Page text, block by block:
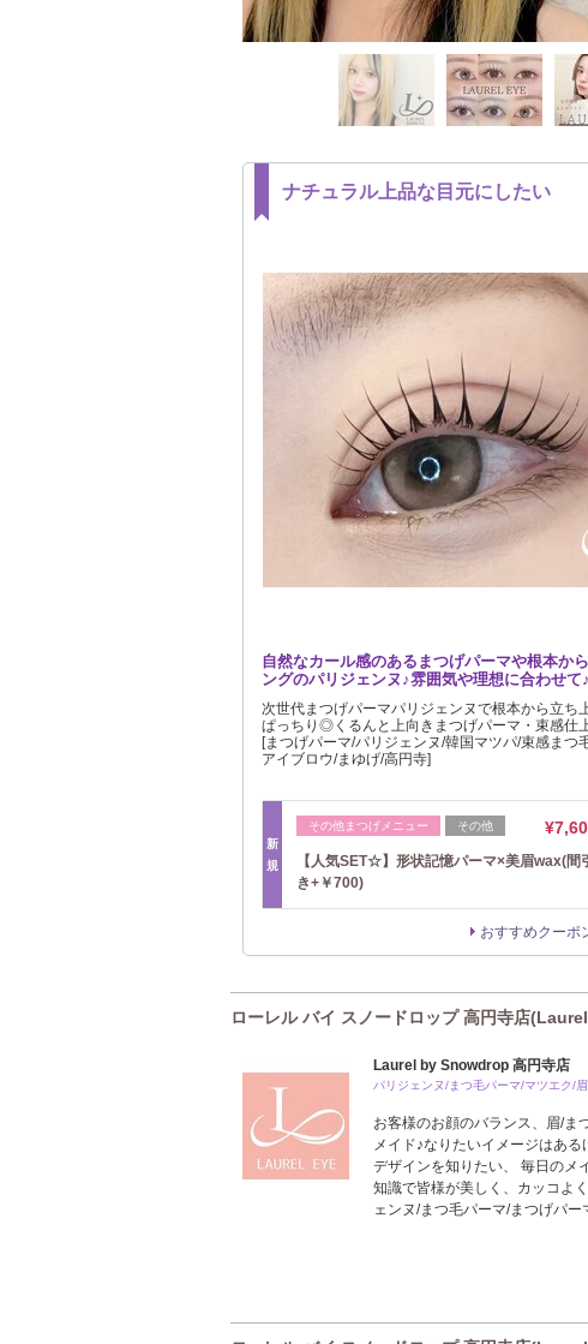
ナチュラル上品な目元にしたい
自然なカール感のあるまつげパーマや根本か
ングのパリジェンヌ♪雰囲気や理想に合わせて♪
次世代まつげパーマパリジェンヌで根本から立ち
ぱっちり◎くるんと上向きまつげパーマ・束感仕
[まつげパーマ/パリジェンヌ/韓国マツパ/束感まつ
アイブロウ/まゆげ/高円寺]
新
規
その他まつげメニュー その他
【人気SET☆】形状記憶パーマ×美眉wax(間引
き+￥700)
おすすめクーポ
ローレル バイ スノードロップ 高円寺店
Laurel by Snowdrop 高円寺店
パリジェンヌ/まつ毛パーマ/マツエク/
お客様のお顔のバランス、眉/ま
メイド♪なりたいイメージはあ
デザインを知りたい、 毎日のメ
知識で皆様が美しく、カッコよ
ェンヌ/まつ毛パーマ/まつげパ